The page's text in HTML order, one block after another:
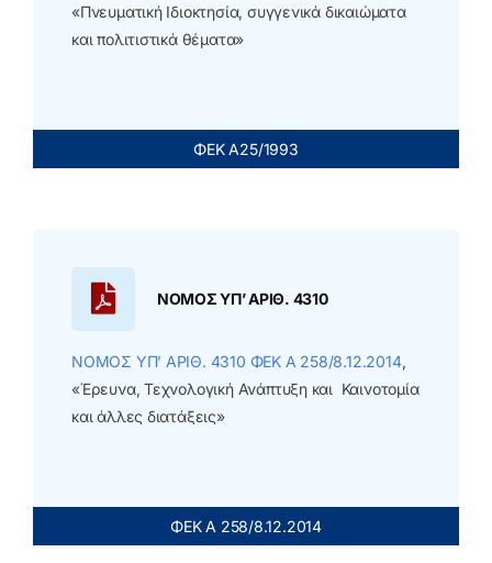
«Πνευματική Ιδιοκτησία, συγγενικά δικαιώματα
και πολιτιστικά θέματα»
ΦΕΚ Α25/1993
NOMOΣ ΥΠ’ ΑΡΙΘ. 4310
NOMOΣ ΥΠ’ ΑΡΙΘ. 4310 ΦΕΚ Α 258/8.12.2014,
«Έρευνα, Τεχνολογική Ανάπτυξη και Καινοτομία
και άλλες διατάξεις»
ΦΕΚ Α 258/8.12.2014